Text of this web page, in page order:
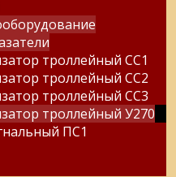
троллейный СС1
троллейный СС2
троллейный СС3
троллейный У270
ПС1